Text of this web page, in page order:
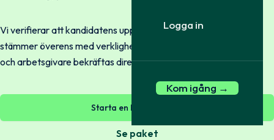
Logga in
Kom igång →
Vi verifierar att kandidatens uppgivna anställningshistorik
stämmer överens med verkligheten. Tjänst, anställningsperiod
och arbetsgivare bekräftas direkt mot källa.
Starta en kontroll nu →
Se paket